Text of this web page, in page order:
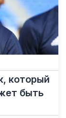
который
быть